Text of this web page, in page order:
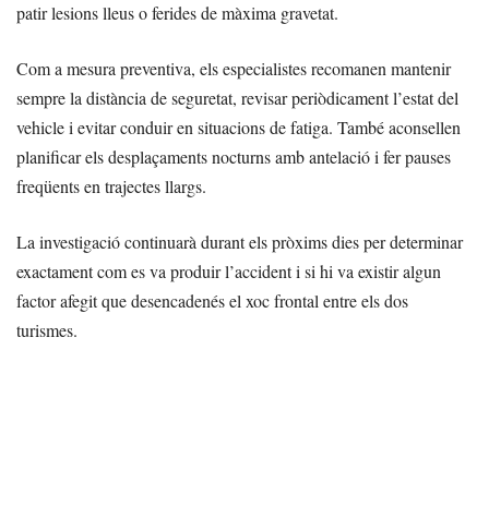
patir lesions lleus o ferides de màxima gravetat.
Com a mesura preventiva, els especialistes recomanen mantenir
sempre la distància de seguretat, revisar periòdicament l’estat del
vehicle i evitar conduir en situacions de fatiga. També aconsellen
planificar els desplaçaments nocturns amb antelació i fer pauses
freqüents en trajectes llargs.
La investigació continuarà durant els pròxims dies per determinar
exactament com es va produir l’accident i si hi va existir algun
factor afegit que desencadenés el xoc frontal entre els dos
turismes.